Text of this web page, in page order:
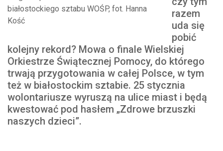
białostockiego sztabu WOŚP, fot. Hanna
Kość
razem
uda się
pobić
kolejny rekord? Mowa o finale Wielskiej
Orkiestrze Świątecznej Pomocy, do którego
trwają przygotowania w całej Polsce, w tym
też w białostockim sztabie. 25 stycznia
wolontariusze wyruszą na ulice miast i będą
kwestować pod hasłem „Zdrowe brzuszki
naszych dzieci”.